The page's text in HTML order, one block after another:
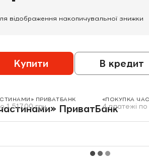
відображення накопичувальної знижки
Купити В кредит
ПРИВАТБАНК
1 517.00 грн
«ПОКУПКА
4 платежі по